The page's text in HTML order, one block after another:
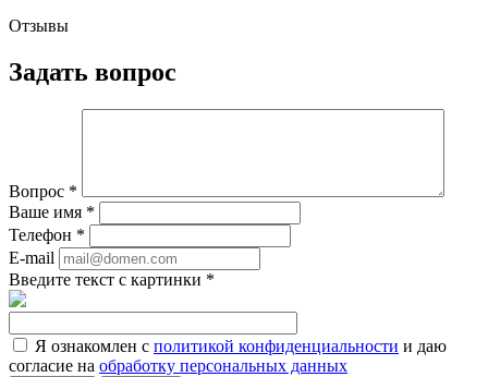
Отзывы
Задать вопрос
Вопрос *
Ваше имя *
Телефон *
E-mail
Введите текст с картинки *
Я ознакомлен с политикой конфиденциальности и даю
согласие на обработку персональных данных